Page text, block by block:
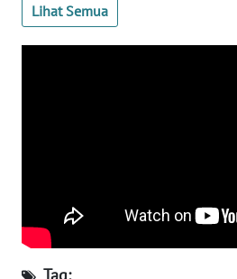
Lihat Semua
Tag:
WN